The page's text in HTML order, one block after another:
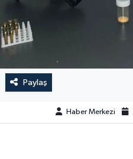
Paylaş
Haber Merkezi